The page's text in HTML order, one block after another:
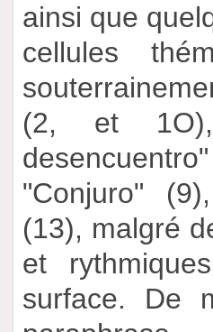
ainsi que
cellules
(2, et 1O),
"Conjuro"
(13), malgré
et
surface. De